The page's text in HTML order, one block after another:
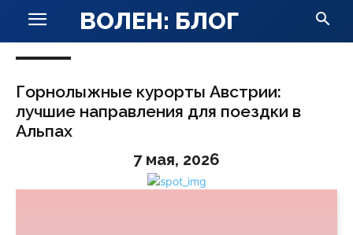
ВОЛЕН: БЛОГ
Горнолыжные курорты Австрии:
лучшие направления для поездки в
Альпах
7 мая, 2026